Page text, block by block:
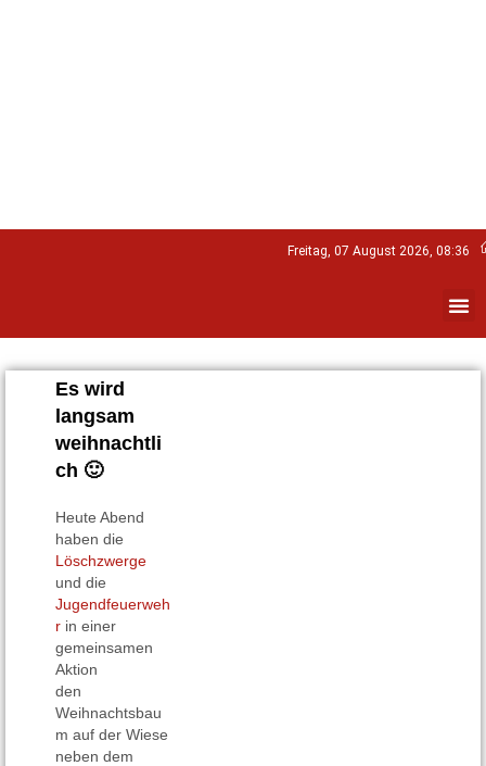
Freitag, 07 August 2026, 08:36
Es wird
langsam
weihnachtli
ch 🙂
Heute Abend
haben die
Löschzwerge
und die
Jugendfeuerweh
rin einer
gemeinsamen
Aktion
den
Weihnachtsbau
m auf der Wiese
neben dem